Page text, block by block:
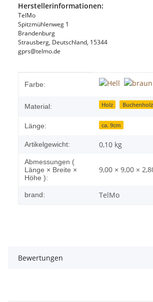
Herstellerinformationen:
TelMo
Spitzmühlenweg 1
Brandenburg
Strausberg, Deutschland, 15344
gprs@telmo.de
Produkteigenschaft
Wert
Farbe:
Material: Holz Buchenholz
Länge: ca. 9cm
Artikelgewicht: 0,10 kg
Abmessungen (
Länge × Breite ×
Höhe ):
9,00 × 9,00 ×
brand: TelMo
Bewertungen